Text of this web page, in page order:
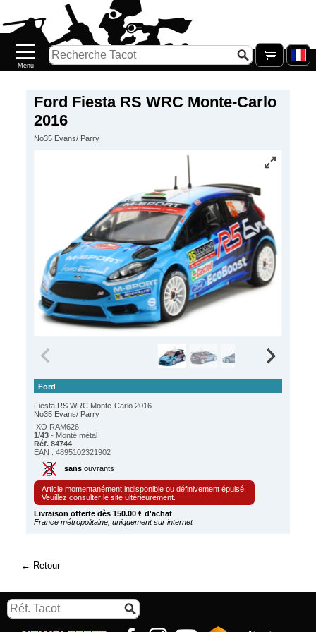
Ford Fiesta RS WRC Monte-Carlo
2016
No35 Evans/ Parry
Ford
Fiesta RS WRC Monte-Carlo 2016
No35 Evans/ Parry
IXO RAM626
1/43 - Monté métal
Réf. 84744
EAN : 4895102321902
sansouvrants
Article momentanément indisponible ou définivement épuisé.
Veuillez consulter le site ultérieurement.
Livraison offerte dès 150.00 € d'achat
France métropolitaine, uniquement sur internet
Retour
Nouveautés
Catalogue/Stock
PETITS